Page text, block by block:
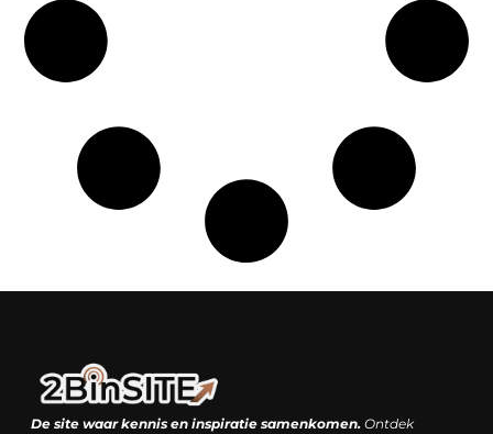
De site waar kennis en inspiratie samenkomen.Ontdek